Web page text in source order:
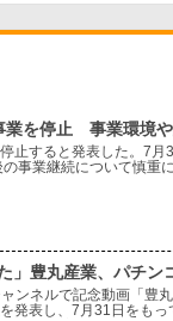
業を停止 事業環境
止すると発表した。7
事業継続について慎重
による影響をできる限
」豊丸産業、パチ
ンネルで記念動画「豊
発表し、7月31日をも